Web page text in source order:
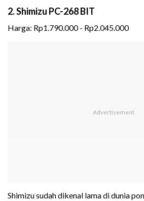
2. Shimizu PC-268 BIT
Harga: Rp1.790.000 - Rp2.045.000
Shimizu sudah dikenal lama di dunia